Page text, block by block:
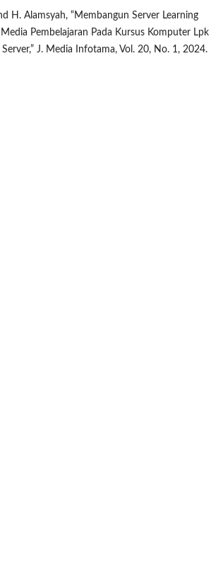
H. Alamsyah, “Membangun Server Learning
Pembelajaran Pada Kursus Komputer Lpk
J. Media Infotama, Vol. 20, No. 1, 2024.